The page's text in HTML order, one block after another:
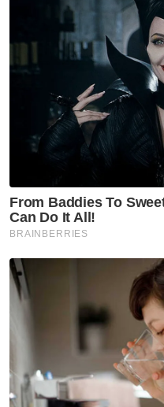
Artikel Berkaitan:
Solari puas hati
dua gol
Sukan SEA: KOM tak
sasaran
Dua keluarga
kemalangan
“Kita sudah silap
semua pemimpin
mengambil
sejarah demi
negara kita.
“Sudah semestinya
melihat setiap inci
dan memecahkan
Perikatan Nasional.
melalui episod yang
terus mara,”